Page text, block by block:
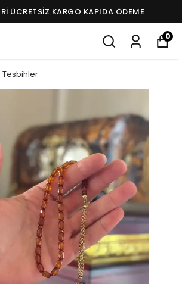
ÜCRETSIZ KARGO KAPIDA ÖDEME
0